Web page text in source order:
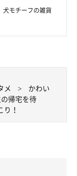
犬モチーフの雑貨
メ
かわい
帰宅を待
！